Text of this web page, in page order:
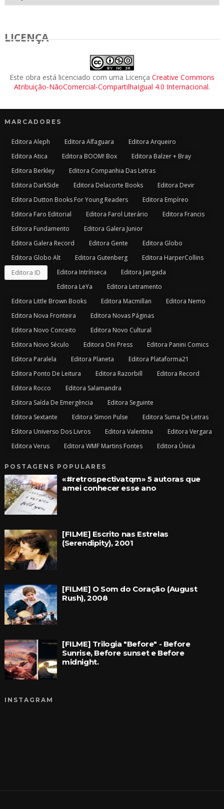
LICENÇA
Este obra está licenciado com uma Licença Creative Commons
Atribuição-NãoComercial-CompartilhaIgual 4.0 Internacional.
MARCADORES
Editora Aleph Editora Alfaguara
Editora Arqueiro
Editora Atica
Editora BOOM! Box
Editora Balzer + Bray
Editora Berkley
Editora Companhia Das Letras
Editora DarkSide
Editora Delacorte Books
Editora Devir
Editora Dutton Books For Young Readers
Editora Empíreo
Editora Faro Editorial
Editora Farol Literário
Editora Francis
Editora Fundamento
Editora Galera Junior
Editora Galera Record
Editora Gente
Editora Globo
Editora Globo Alt
Editora Gutenberg Editora HarperCollins
Editora ID Editora Intrínseca
Editora Jangada
Editora LeYa
Editora Letramento
Editora Little Brown Books
Editora Macmillan
Editora Nemo
Editora Nova Fronteira
Editora Novas Páginas
Editora Novo Conceito
Editora Novo Cultural
Editora Novo Século
Editora Oni Press
Editora Panini Comics
Editora Paralela
Editora Planeta
Editora Plataforma21
Editora Ponto De Leitura
Editora Razorbill
Editora Record
Editora Rocco
Editora Salamandra
Editora Saída De Emergência
Editora Seguinte
Editora Sextante
Editora Simon Pulse
Editora Suma De Letras
Editora Universo Dos Livros
Editora Valentina
Editora Vergara
Editora Verus
Editora WMF Martins Fontes Editora Única
POSTAGENS POPULARES
«#retrospectivatqm» 5 autoras que
amei conhecer esse ano
[FILME] Escrito nas Estrelas
(Serendipity), 2001
[FILME] O Som do Coração (August
Rush), 2008
[FILME] Trilogia "Before" - Before
Sunrise, Before sunset e Before
midnight.
INSTAGRAM